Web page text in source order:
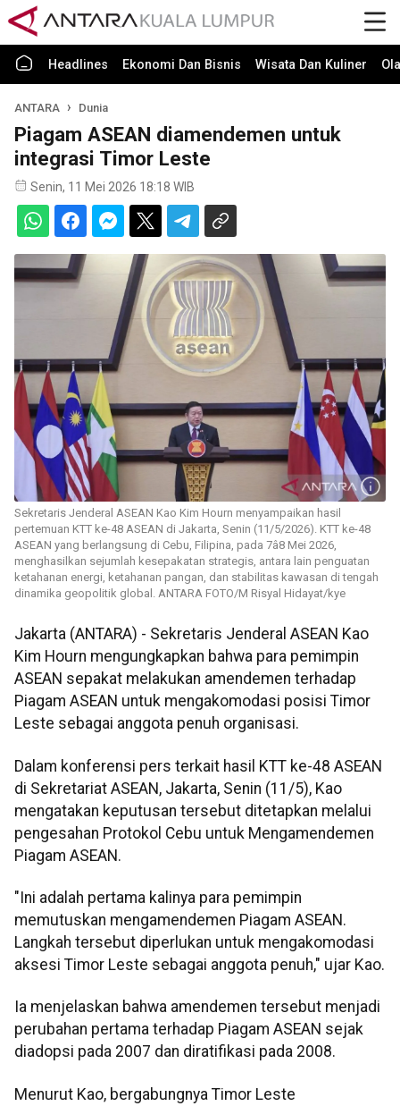
Headlines Ekonomi Dan Bisnis Wisata Dan Kuliner
ANTARA Dunia
Piagam ASEAN diamendemen untuk
integrasi Timor Leste
Senin, 11 Mei 2026 18:18 WIB
Sekretaris Jenderal ASEAN Kao Kim Hourn menyampaikan hasil
pertemuan KTT ke-48 ASEAN di Jakarta, Senin (11/5/2026). KTT ke-48
ASEAN yang berlangsung di Cebu, Filipina, pada 7â8 Mei 2026,
menghasilkan sejumlah kesepakatan strategis, antara lain penguatan
ketahanan energi, ketahanan pangan, dan stabilitas kawasan di tengah
dinamika geopolitik global. ANTARA FOTO/M Risyal Hidayat/kye
Jakarta (ANTARA) - Sekretaris Jenderal ASEAN Kao
Kim Hourn mengungkapkan bahwa para pemimpin
ASEAN sepakat melakukan amendemen terhadap
Piagam ASEAN untuk mengakomodasi posisi Timor
Leste sebagai anggota penuh organisasi.
Dalam konferensi pers terkait hasil KTT ke-48 ASEAN
di Sekretariat ASEAN, Jakarta, Senin (11/5), Kao
mengatakan keputusan tersebut ditetapkan melalui
pengesahan Protokol Cebu untuk Mengamendemen
Piagam ASEAN.
"Ini adalah pertama kalinya para pemimpin
memutuskan mengamendemen Piagam ASEAN.
Langkah tersebut diperlukan untuk mengakomodasi
aksesi Timor Leste sebagai anggota penuh," ujar Kao.
Ia menjelaskan bahwa amendemen tersebut menjadi
perubahan pertama terhadap Piagam ASEAN sejak
diadopsi pada 2007 dan diratifikasi pada 2008.
Menurut Kao, bergabungnya Timor Leste